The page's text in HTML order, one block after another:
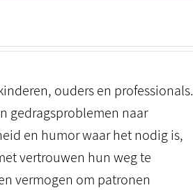
ouders en professionals.
gedragsproblemen naar
en humor waar het nodig is,
vertrouwen hun weg te
vermogen om patronen